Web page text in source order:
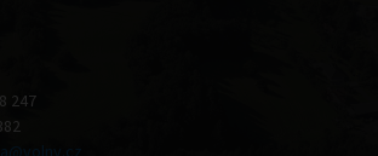
247